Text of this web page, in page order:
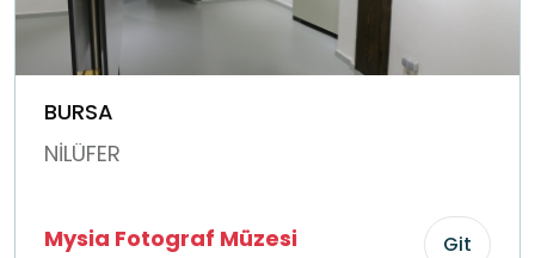
BURSA
NİLÜFER
Mysia Fotograf Müzesi Git